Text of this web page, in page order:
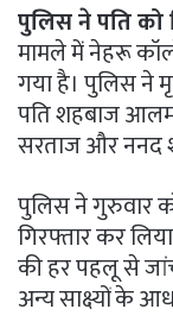
पुलिस ने पति को
मामले में नेहरू
गया है। पुलिस ने
पति शहबाज
सरताज और ननद
पुलिस ने गुरुवार
गिरफ्तार कर
की हर पहलू से जांच
अन्य साक्ष्यों के